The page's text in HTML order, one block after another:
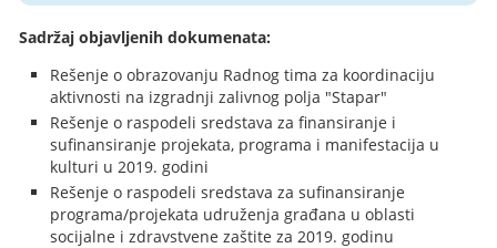
Sadržaj objavljenih dokumenata:
Rešenje o obrazovanju Radnog tima za koordinaciju
aktivnosti na izgradnji zalivnog polja "Stapar"
Rešenje o raspodeli sredstava za finansiranje i
sufinansiranje projekata, programa i manifestacija u
kulturi u 2019. godini
Rešenje o raspodeli sredstava za sufinansiranje
programa/projekata udruženja građana u oblasti
socijalne i zdravstvene zaštite za 2019. godinu